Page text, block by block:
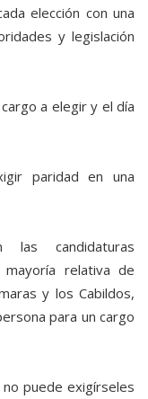
elección con una
y legislación
a elegir y el día
paridad en una
candidaturas
relativa de
y los Cabildos,
para un cargo
puede exigírseles